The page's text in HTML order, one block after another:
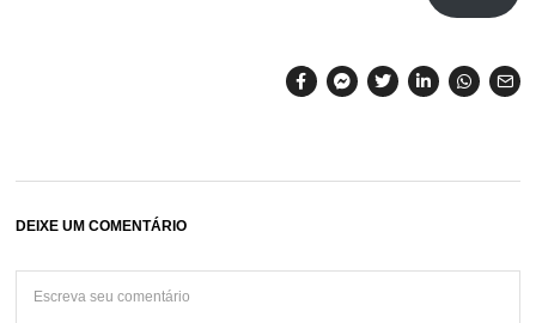
DEIXE UM COMENTÁRIO